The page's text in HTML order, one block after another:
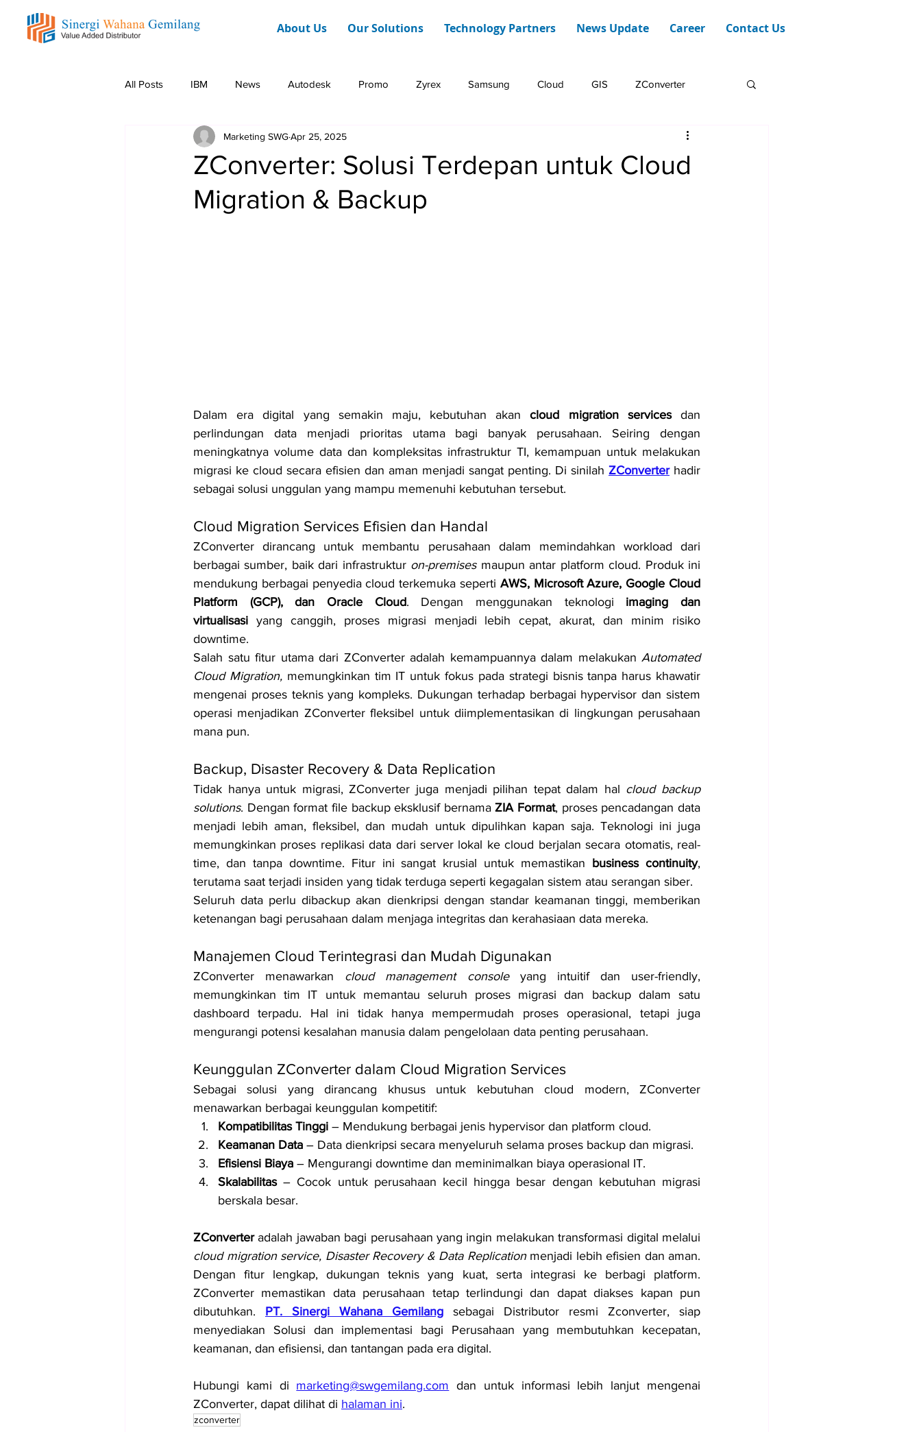
About Us Our Solutions Technology Partners News Update Career Contact Us
All Posts IBM News Autodesk Promo Zyrex Samsung Cloud GIS ZConverter
Event Promo Dashboard Web
ZConverter: Solusi Terdepan untuk Cloud
Migration & Backup
Marketing SWGApr 25, 2025
Dalam era digital yang semakin maju, kebutuhan akan cloud migration services dan
perlindungan data menjadi prioritas utama bagi banyak perusahaan. Seiring dengan
meningkatnya volume data dan kompleksitas infrastruktur TI, kemampuan untuk melakukan
migrasi ke cloud secara efisien dan aman menjadi sangat penting. Di sinilah ZConverter hadir
sebagai solusi unggulan yang mampu memenuhi kebutuhan tersebut.
Cloud Migration Services Efisien dan Handal
ZConverter dirancang untuk membantu perusahaan dalam memindahkan workload dari
berbagai sumber, baik dari infrastruktur on-premises maupun antar platform cloud. Produk ini
mendukung berbagai penyedia cloud terkemuka seperti AWS, Microsoft Azure, Google Cloud
Platform (GCP), dan Oracle Cloud. Dengan menggunakan teknologi imaging dan
virtualisasi yang canggih, proses migrasi menjadi lebih cepat, akurat, dan minim risiko
downtime.
Salah satu fitur utama dari ZConverter adalah kemampuannya dalam melakukan Automated
Cloud Migration, memungkinkan tim IT untuk fokus pada strategi bisnis tanpa harus khawatir
mengenai proses teknis yang kompleks. Dukungan terhadap berbagai hypervisor dan sistem
operasi menjadikan ZConverter fleksibel untuk diimplementasikan di lingkungan perusahaan
mana pun.
Backup, Disaster Recovery & Data Replication
Tidak hanya untuk migrasi, ZConverter juga menjadi pilihan tepat dalam hal cloud backup
solutions. Dengan format file backup eksklusif bernama ZIA Format, proses pencadangan data
menjadi lebih aman, fleksibel, dan mudah untuk dipulihkan kapan saja. Teknologi ini juga
memungkinkan proses replikasi data dari server lokal ke cloud berjalan secara otomatis, real-
time, dan tanpa downtime. Fitur ini sangat krusial untuk memastikan business continuity,
terutama saat terjadi insiden yang tidak terduga seperti kegagalan sistem atau serangan siber.
Seluruh data perlu dibackup akan dienkripsi dengan standar keamanan tinggi, memberikan
ketenangan bagi perusahaan dalam menjaga integritas dan kerahasiaan data mereka.
Manajemen Cloud Terintegrasi dan Mudah Digunakan
ZConverter menawarkan cloud management console yang intuitif dan user-friendly,
memungkinkan tim IT untuk memantau seluruh proses migrasi dan backup dalam satu
dashboard terpadu. Hal ini tidak hanya mempermudah proses operasional, tetapi juga
mengurangi potensi kesalahan manusia dalam pengelolaan data penting perusahaan.
Keunggulan ZConverter dalam Cloud Migration Services
Sebagai solusi yang dirancang khusus untuk kebutuhan cloud modern, ZConverter
menawarkan berbagai keunggulan kompetitif:
Kompatibilitas Tinggi – Mendukung berbagai jenis hypervisor dan platform cloud.
Keamanan Data – Data dienkripsi secara menyeluruh selama proses backup dan migrasi.
Efisiensi Biaya – Mengurangi downtime dan meminimalkan biaya operasional IT.
Skalabilitas – Cocok untuk perusahaan kecil hingga besar dengan kebutuhan migrasi
berskala besar.
ZConverter
cloud migration service, Disaster Recovery & Data Replication menjadi lebih efisien dan aman.
Dengan fitur lengkap, dukungan teknis yang kuat, serta integrasi ke berbagi platform.
ZConverter memastikan data perusahaan tetap terlindungi dan dapat diakses kapan pun
dibutuhkan. PT. Sinergi Wahana Gemilang sebagai Distributor resmi Zconverter, siap
menyediakan Solusi dan implementasi bagi Perusahaan yang membutuhkan kecepatan,
keamanan, dan efisiensi, dan tantangan pada era digital.
Hubungi kami di marketing@swgemilang.com dan untuk informasi lebih lanjut mengenai
ZConverter, dapat dilihat di halaman ini.
zconverter